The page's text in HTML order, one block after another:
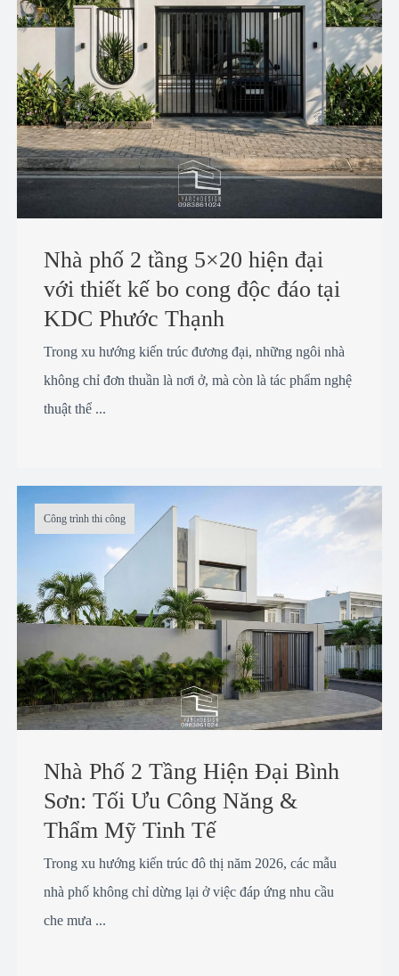
Nhà phố 2 tầng 5×20 hiện đại
với thiết kế bo cong độc đáo tại
KDC Phước Thạnh
Trong xu hướng kiến trúc đương đại, những ngôi nhà
không chỉ đơn thuần là nơi ở, mà còn là tác phẩm nghệ
thuật thể ...
Công trình thi công
Nhà Phố 2 Tầng Hiện Đại Bình
Sơn: Tối Ưu Công Năng &
Thẩm Mỹ Tinh Tế
Trong xu hướng kiến trúc đô thị năm 2026, các mẫu
nhà phố không chỉ dừng lại ở việc đáp ứng nhu cầu
che mưa ...